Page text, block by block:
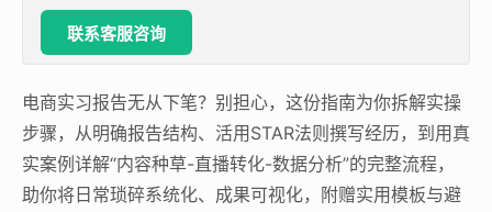
联系客服咨询
电商实习报告无从下笔？别担心，这份指南为你拆解实操
步骤，从明确报告结构、活用STAR法则撰写经历，到用真
实案例详解“内容种草-直播转化-数据分析”的完整流程，
助你将日常琐碎系统化、成果可视化，附赠实用模板与避